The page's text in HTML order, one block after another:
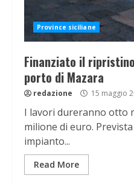
Province siciliane
Finanziato il
porto di Mazara
redazione 15 maggio
I lavori dureranno otto
milione di euro.
impianto...
Read More